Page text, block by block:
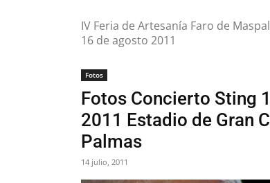
IV Feria de Artesanía Faro de
16 de agosto 2011
Fotos
Fotos Concierto Sting
2011 Estadio de Gran
Palmas
14 julio, 2011